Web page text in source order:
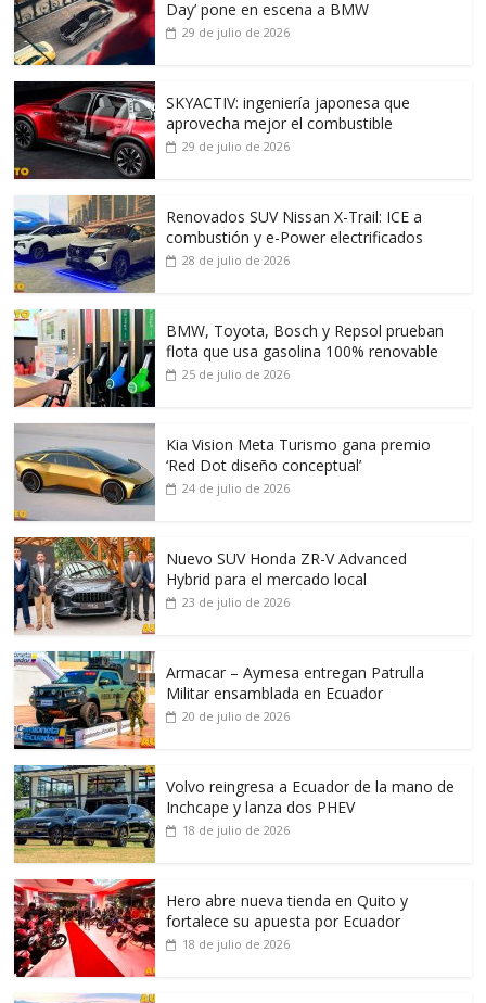
Day’ pone en escena a BMW
29 de julio de 2026
SKYACTIV: ingeniería japonesa que
aprovecha mejor el combustible
29 de julio de 2026
Renovados SUV Nissan X-Trail: ICE a
combustión y e-Power electrificados
28 de julio de 2026
BMW, Toyota, Bosch y Repsol prueban
flota que usa gasolina 100% renovable
25 de julio de 2026
Kia Vision Meta Turismo gana premio
‘Red Dot diseño conceptual’
24 de julio de 2026
Nuevo SUV Honda ZR-V Advanced
Hybrid para el mercado local
23 de julio de 2026
Armacar – Aymesa entregan Patrulla
Militar ensamblada en Ecuador
20 de julio de 2026
Volvo reingresa a Ecuador de la mano de
Inchcape y lanza dos PHEV
18 de julio de 2026
Hero abre nueva tienda en Quito y
fortalece su apuesta por Ecuador
18 de julio de 2026